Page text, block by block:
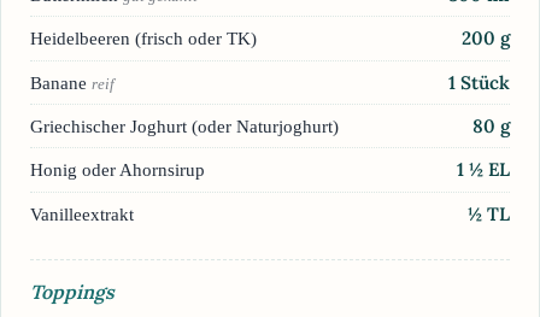
Heidelbeeren (frisch oder TK) 200 g
Banane reif 1 Stück
Griechischer Joghurt (oder Naturjoghurt) 80 g
Honig oder Ahornsirup 1 ½ EL
Vanilleextrakt ½ TL
Toppings